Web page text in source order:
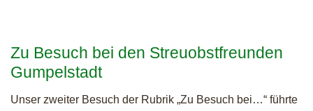
Zu Besuch bei den Streuobstfreunden
Gumpelstadt
Unser zweiter Besuch der Rubrik „Zu Besuch bei…“ führte